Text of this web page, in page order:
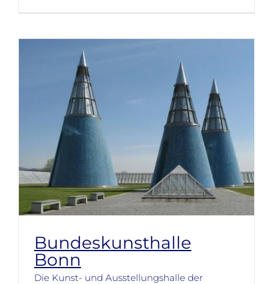
Bundeskunsthalle
Bonn
Die Kunst- und Ausstellungshalle der